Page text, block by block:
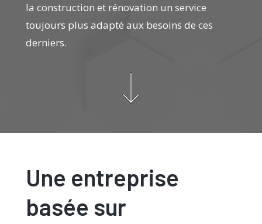
la construction et rénovation un service
toujours plus adapté aux besoins de ces
derniers.
Une entreprise
basée sur